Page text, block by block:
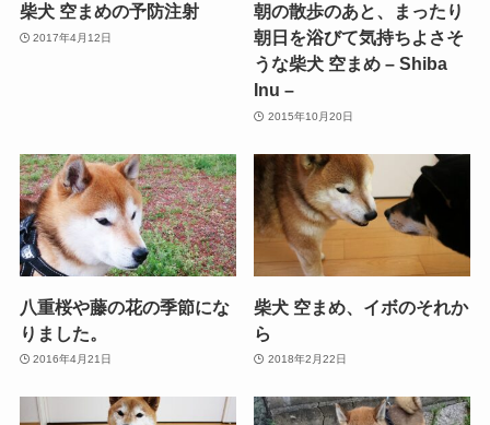
柴犬 空まめの予防注射
2017年4月12日
朝の散歩のあと、まったり
朝日を浴びて気持ちよさそ
うな柴犬 空まめ – Shiba
Inu –
2015年10月20日
八重桜や藤の花の季節にな
りました。
2016年4月21日
柴犬 空まめ、イボのそれか
ら
2018年2月22日